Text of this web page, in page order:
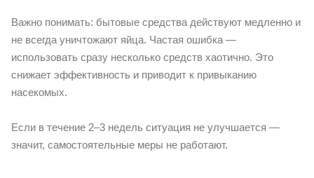
Важно понимать: бытовые средства действуют медленно и
не всегда уничтожают яйца. Частая ошибка —
использовать сразу несколько средств хаотично. Это
снижает эффективность и приводит к привыканию
насекомых.
Если в течение 2–3 недель ситуация не улучшается —
значит, самостоятельные меры не работают.